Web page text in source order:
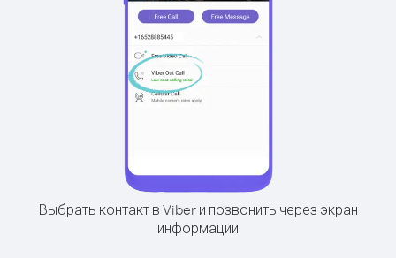
Выбрать контакт в Viber и позвонить через экран
информации